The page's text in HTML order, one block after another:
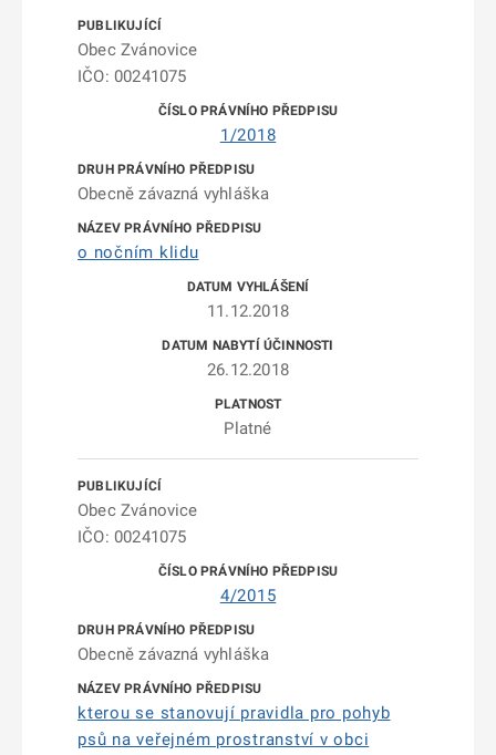
Obec Zvánovice
IČO: 00241075
1/2018
Obecně závazná vyhláška
o nočním klidu
11.12.2018
26.12.2018
Platné
Obec Zvánovice
IČO: 00241075
4/2015
Obecně závazná vyhláška
kterou se stanovují pravidla pro pohyb
psů na veřejném prostranství v obci